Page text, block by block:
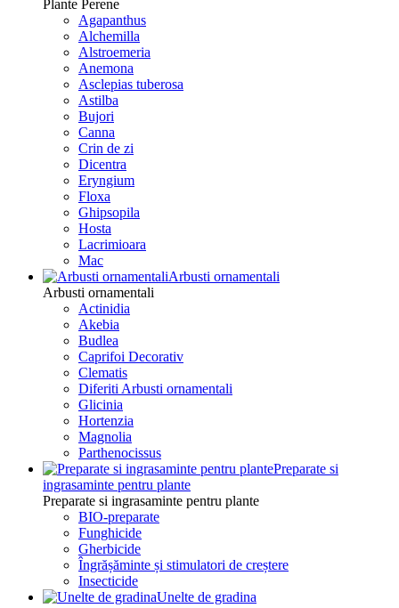
Plante Perene
Agapanthus
Alchemilla
Alstroemeria
Anemona
Asclepias tuberosa
Astilba
Bujori
Canna
Crin de zi
Dicentra
Eryngium
Floxa
Ghipsopila
Hosta
Lacrimioara
Mac
Arbusti ornamentali
Arbusti ornamentali
Actinidia
Akebia
Budlea
Caprifoi Decorativ
Clematis
Diferiti Arbusti ornamentali
Glicinia
Hortenzia
Magnolia
Parthenocissus
Preparate si
ingrasaminte pentru plante
Preparate si ingrasaminte pentru plante
BIO-preparate
Funghicide
Gherbicide
Îngrășăminte și stimulatori de creștere
Insecticide
Unelte de gradina